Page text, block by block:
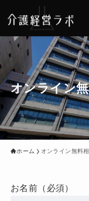
オンライン
ホーム オンライン無料
お名前（必須）